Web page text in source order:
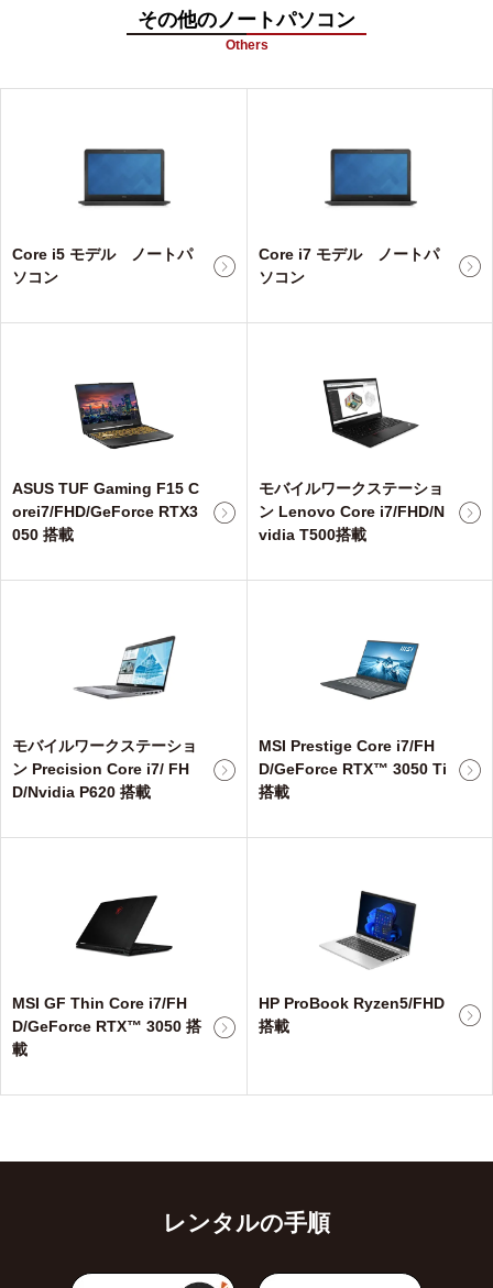
その他のノートパソコン
Others
Core i5 モデル ノートパ
ソコン
Core i7 モデル ノートパ
ソコン
ASUS TUF Gaming F15 C
orei7/FHD/GeForce RTX3
050 搭載
モバイルワークステーショ
ン Lenovo Core i7/FHD/N
vidia T500搭載
モバイルワークステーショ
ン Precision Core i7/ FH
D/Nvidia P620 搭載
MSI Prestige Core i7/FH
D/GeForce RTX™ 3050 Ti
搭載
MSI GF Thin Core i7/FH
D/GeForce RTX™ 3050 搭
載
HP ProBook Ryzen5/FHD
搭載
レンタルの手順